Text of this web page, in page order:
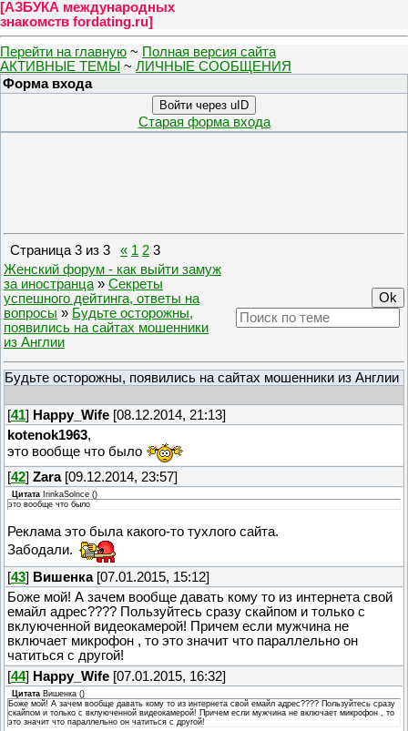
[АЗБУКА международных
знакомств fordating.ru]
Перейти на главную ~ Полная версия сайта
АКТИВНЫЕ ТЕМЫ ~ ЛИЧНЫЕ СООБЩЕНИЯ
Форма входа
Войти через uID
Старая форма входа
Страница3 из 3 « 1 2 3
Женский форум - как выйти замуж
за иностранца » Секреты
успешного дейтинга, ответы на
вопросы » Будьте осторожны,
появились на сайтах мошенники
из Англии
Будьте осторожны, появились на сайтах мошенники из Англии
[41] Happy_Wife [08.12.2014, 21:13]
kotenok1963,
это вообще что было
[42] Zara[09.12.2014, 23:57]
Цитата IrinkaSolnce ()
это вообще что было
Реклама это была какого-то тухлого сайта.
Забодали.
[43] Вишенка[07.01.2015, 15:12]
Боже мой! А зачем вообще давать кому то из интернета свой
емайл адрес???? Пользуйтесь сразу скайпом и только с
вклyюченной видеокамерой! Причем если мужчина не
включает микрофон , то это значит что параллельно он
чатиться с другой!
[44] Happy_Wife [07.01.2015, 16:32]
Цитата Вишенка ()
Боже мой! А зачем вообще давать кому то из интернета свой емайл адрес???? Пользуйтесь сразу
скайпом и только с вклyюченной видеокамерой! Причем если мужчина не включает микрофон , то
это значит что параллельно он чатиться с другой!